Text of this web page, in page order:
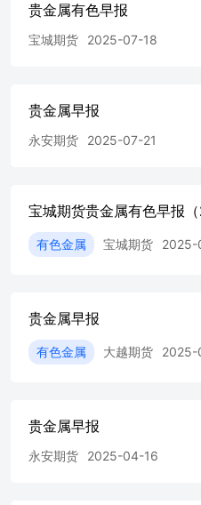
究方法专业审慎，分析
会发生任何变化。且全
承担任何责任。未经公
本网站中所有研究分析
料、内容。对可能因互
贵金属有色早报
宝城期货 2025-07-18
贵金属早报
永安期货 2025-07-21
宝城期货贵金属有色早报
有色金属 宝城期货 2025-
贵金属早报
有色金属 大越期货 2025-
贵金属早报
永安期货 2025-04-16